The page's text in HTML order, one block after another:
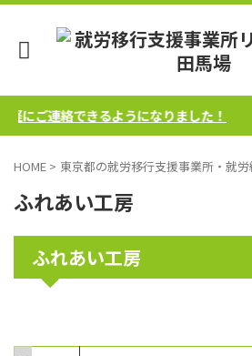
にご連絡できるようになりました！
HOME > 東京都の就労移行支援事業所・就
ふれあい工房
ふれあい工房